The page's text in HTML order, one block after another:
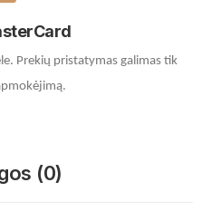
Prekių pristatymas galimas tik
(0)